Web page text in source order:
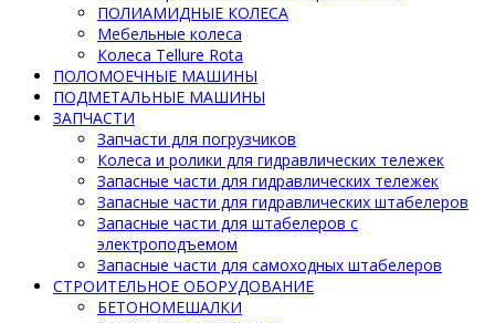
ПОЛИАМИДНЫЕ КОЛЕСА
Мебельные колеса
Колеса Tellure Rota
ПОЛОМОЕЧНЫЕ МАШИНЫ
ПОДМЕТАЛЬНЫЕ МАШИНЫ
ЗАПЧАСТИ
Запчасти для погрузчиков
Колеса и ролики для гидравлических тележек
Запасные части для гидравлических тележек
Запасные части для гидравлических штабелеров
Запасные части для штабелеров с
электроподъемом
Запасные части для самоходных штабелеров
СТРОИТЕЛЬНОЕ ОБОРУДОВАНИЕ
БЕТОНОМЕШАЛКИ